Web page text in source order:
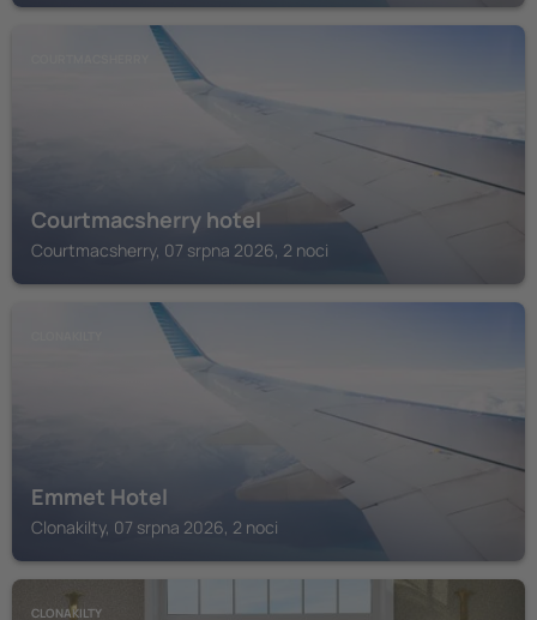
Courtmacsherry hotel
Courtmacsherry, 07 srpna 2026, 2 noci
Emmet Hotel
Clonakilty, 07 srpna 2026, 2 noci
CLONAKILTY